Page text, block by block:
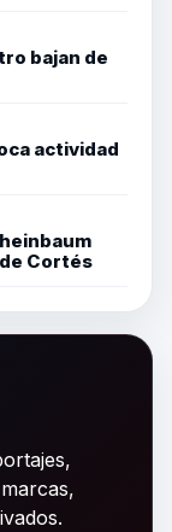
bajan de
actividad
Cortés